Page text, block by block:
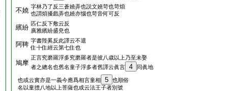
不嬈 字林乃了反三蒼嬈弄也説文嬈苛也苛煩
也謂煩擾戲弄也嬈亦惱也苛音何可反
繽紛 匹仁反下敷云反
廣雅繽紛盛皃也
阿鞞 字書陛奚反此譯云不退
住十住經云第七住也
鳩摩
正言究磨羅浮多究磨羅者是彼八歳以上乃至未娶
者之總名也舊名童子浮多者舊譯云眞言
4 同眞地
也或云實亦是一義今應爲相言童相 5
也順俗
名以童摽八地以上菩薩也或云法王子者別號